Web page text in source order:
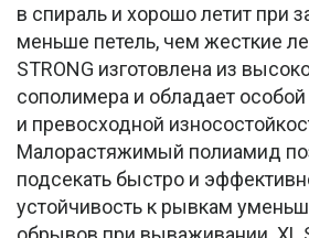
в спираль и хорошо летит при
меньше петель, чем жесткие
STRONG изготовлена из
сополимера и обладает
и превосходной
Малорастяжимый полиамид
подсекать быстро и
устойчивость к рывкам